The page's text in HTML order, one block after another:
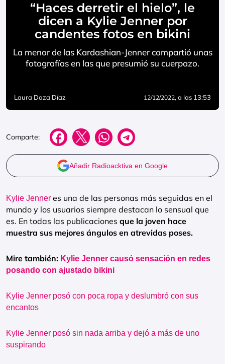
“Haces derretir el hielo”, le
dicen a Kylie Jenner por
candentes fotos en bikini
La menor de las Kardashian-Jenner compartió unas
fotografías en las que presumió su cuerpazo.
Laura Daza Díaz 12/12/2022, a las 13:53
Comparte:
Añadir Radioacktiva en Google
Kylie Jenner es una de las personas más seguidas en el
mundo y los usuarios siempre destacan lo sensual que
es. En todas las publicaciones que la joven hace
muestra sus mejores ángulos en atrevidas poses.
Mire también: Kylie Jenner causó sensación en redes
posando con ajustado bikini
Kylie Jenner posó con poca ropa y deslumbró con sus
encantos
Kylie Jenner posó sin nada arriba y dejó a más de uno
suspirando